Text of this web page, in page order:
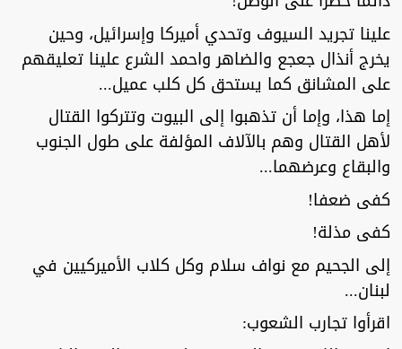
علينا تجريد السيوف وتحدي أميركا وإسرائيل، وحين
يخرج أنذال جعجع والضاهر واحمد الشرع علينا تعليقهم
على المشانق كما يستحق كل كلب عميل...
إما هذا، وإما أن تذهبوا إلى البيوت وتتركوا القتال
لأهل القتال وهم بالآلاف المؤلفة على طول الجنوب
والبقاع وعرضهما...
كفى ضعفا!
كفى مذلة!
إلى الجحيم مع نواف سلام وكل كلاب الأميركيين في
لبنان...
اقرأوا تجارب الشعوب: